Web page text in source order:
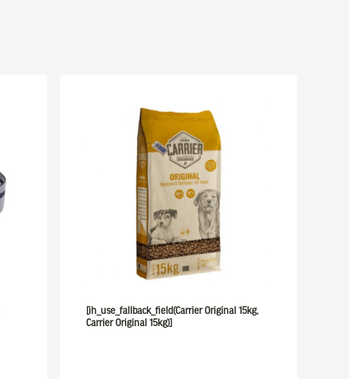
[ih_use_fallback_field(Carrier Original 15kg,
Carrier Original 15kg)]